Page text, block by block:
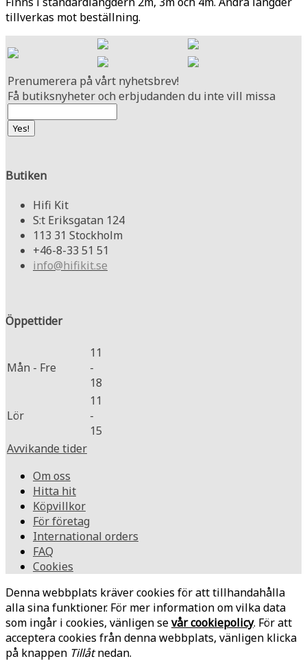
tillverkas mot beställning.
Prenumerera på vårt nyhetsbrev!
Få butiksnyheter och erbjudanden du inte vill missa
Butiken
Hifi Kit
S:t Eriksgatan 124
113 31 Stockholm
+46-8-33 51 51
info@hifikit.se
Öppettider
Mån - Fre
11
-
18
Lör
11
-
15
Avvikande tider
Om oss
Hitta hit
Köpvillkor
För företag
International orders
FAQ
Cookies
Denna webbplats kräver cookies för att tillhandahålla
alla sina funktioner. För mer information om vilka data
som ingår i cookies, vänligen sevår cookiepolicy. För att
acceptera cookies från denna webbplats, vänligen klicka
på knappen Tillåtnedan.